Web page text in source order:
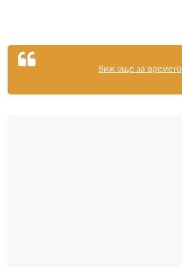
Виж още за времето